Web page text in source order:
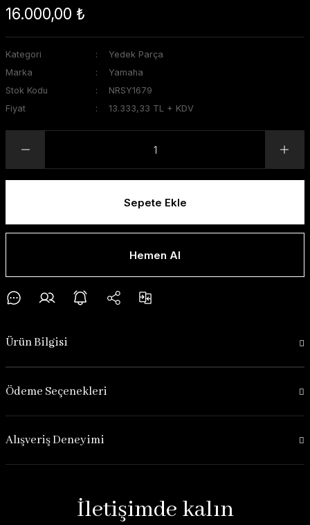
16.000,00 ₺
Kategori
Yedek Parça
Marka
Yamaha
Stok Kodu
NRSY1679
Fiyat
13.333,33 TL + KDV
Sepete Ekle
Hemen Al
Ürün Bilgisi
Ödeme Seçenekleri
Alışveriş Deneyimi
İletişimde kalın